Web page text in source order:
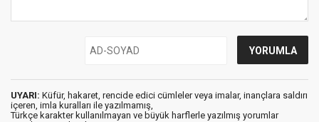
UYARI: Küfür, hakaret, rencide edici cümleler veya imalar, inançlara saldırı
içeren, imla kuralları ile yazılmamış,
Türkçe karakter kullanılmayan ve büyük harflerle yazılmış yorumlar